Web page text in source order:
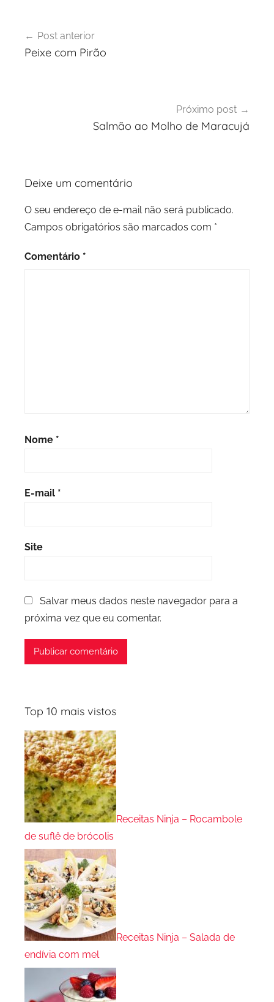
de
Post anterior
Peixe com Pirão
Próximo post
Salmão ao Molho de Maracujá
Deixe um comentário
O seu endereço de e-mail não será publicado.
Campos obrigatórios são marcados com *
Comentário *
Nome *
E-mail *
Site
Salvar meus dados neste navegador para a
próxima vez que eu comentar.
Top 10 mais vistos
Receitas Ninja – Rocambole
de suflê de brócolis
Receitas Ninja – Salada de
endívia com mel